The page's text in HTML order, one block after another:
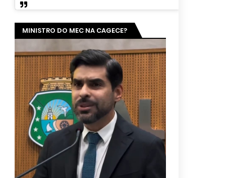
MINISTRO DO MEC NA CAGECE?